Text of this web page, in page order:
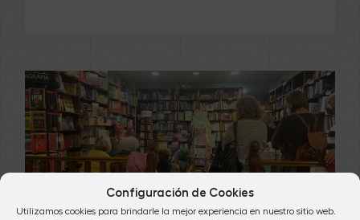
Configuración de Cookies
Utilizamos cookies para brindarle la mejor experiencia en nuestro sitio web.